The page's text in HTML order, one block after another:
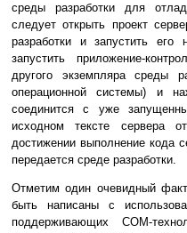
среды разработки для
следует открыть проект
разработки и запустить
запустить приложение-
другого экземпляра среды
операционной системы) и
соединится с уже
исходном тексте сервера
достижении выполнение кода
передается среде разработки.
Отметим один очевидный
быть написаны с
поддерживающих COM-